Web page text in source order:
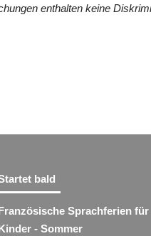
enthalten keine
bald
Sprachferien für
- Sommer